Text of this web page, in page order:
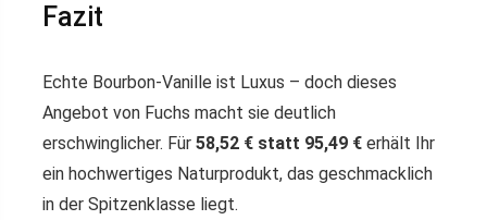
Fazit
Echte Bourbon-Vanille ist Luxus – doch dieses
Angebot von Fuchs macht sie deutlich
erschwinglicher. Für 58,52 € statt 95,49 € erhält Ihr
ein hochwertiges Naturprodukt, das geschmacklich
in der Spitzenklasse liegt.